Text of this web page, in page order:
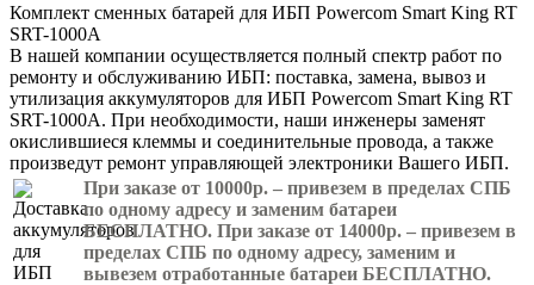
Комплект сменных батарей для ИБП Powercom Smart King RT
SRT-1000A
В нашей компании осуществляется полный спектр работ по
ремонту и обслуживанию ИБП: поставка, замена, вывоз и
утилизация аккумуляторов для ИБП Powercom Smart King RT
SRT-1000A. При необходимости, наши инженеры заменят
окислившиеся клеммы и соединительные провода, а также
произведут ремонт управляющей электроники Вашего ИБП.
При заказе от 10000р. – привезем в пределах СПБ
по одному адресу и заменим батареи
БЕСПЛАТНО. При заказе от 14000р. – привезем в
пределах СПБ по одному адресу, заменим и
вывезем отработанные батареи БЕСПЛАТНО.